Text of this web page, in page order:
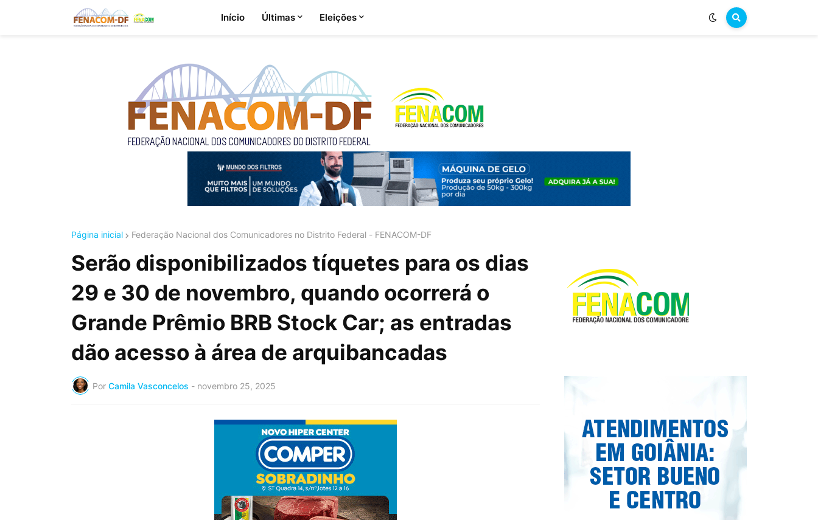
Início Últimas Eleições
Página inicial Federação Nacional dos Comunicadores no Distrito Federal - FENACOM-DF
Serão disponibilizados tíquetes para os dias
29 e 30 de novembro, quando ocorrerá o
Grande Prêmio BRB Stock Car; as entradas
dão acesso à área de arquibancadas
Por Camila Vasconcelos - novembro 25, 2025